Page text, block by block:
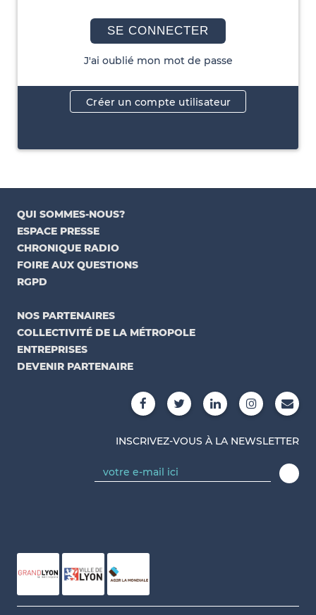
SE CONNECTER
J'ai oublié mon mot de passe
Créer un compte utilisateur
QUI SOMMES-NOUS?
ESPACE PRESSE
CHRONIQUE RADIO
FOIRE AUX QUESTIONS
RGPD
NOS PARTENAIRES
COLLECTIVITÉ DE LA MÉTROPOLE
ENTREPRISES
DEVENIR PARTENAIRE
INSCRIVEZ-VOUS À LA NEWSLETTER